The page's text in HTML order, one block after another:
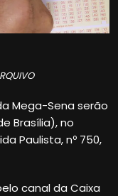
Mega-Sena serão
Brasília), no
Paulista, nº 750,
canal da Caixa